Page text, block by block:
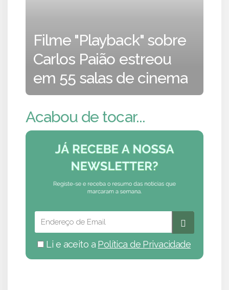
Filme "Playback" sobre
Carlos Paião estreou
em 55 salas de cinema
Acabou de tocar...
Li e aceito a Política de Privacidade